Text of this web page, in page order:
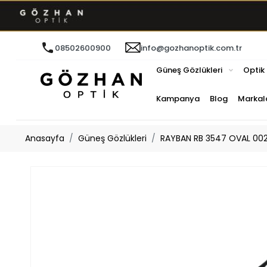
08502600900
info@gozhanoptik.com.tr
Güneş Gözlükleri
Kampanya Blog
Anasayfa Güneş Gözlükleri RAYBAN RB 3547 OVAL